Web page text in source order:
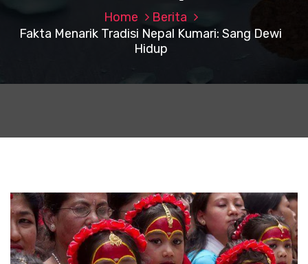
Home
Berita
Fakta Menarik Tradisi Nepal Kumari: Sang Dewi
Hidup